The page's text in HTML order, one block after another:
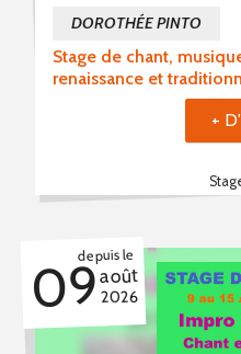
Stage de chant,
renaissance et
DOROTHÉE PINTO
+
depuis le
09août
2026